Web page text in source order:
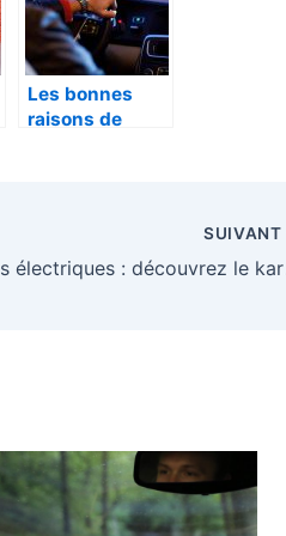
Les bonnes
raisons de
SUIVANT